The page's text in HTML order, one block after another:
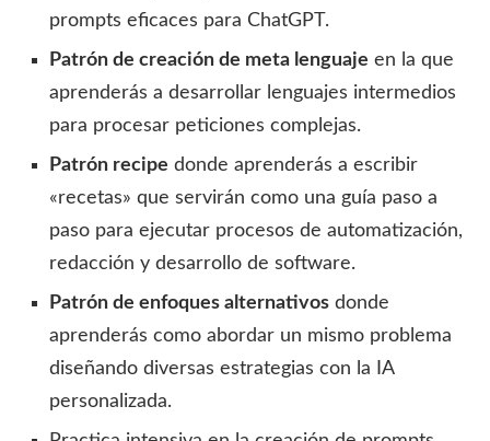
prompts eficaces para ChatGPT.
Patrón de creación de meta lenguaje en la que
aprenderás a desarrollar lenguajes intermedios
para procesar peticiones complejas.
Patrón recipe donde aprenderás a escribir
«recetas» que servirán como una guía paso a
paso para ejecutar procesos de automatización,
redacción y desarrollo de software.
Patrón de enfoques alternativos donde
aprenderás como abordar un mismo problema
diseñando diversas estrategias con la IA
personalizada.